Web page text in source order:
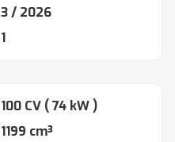
3 / 2026
1
100 CV ( 74 kW )
1199 cm³